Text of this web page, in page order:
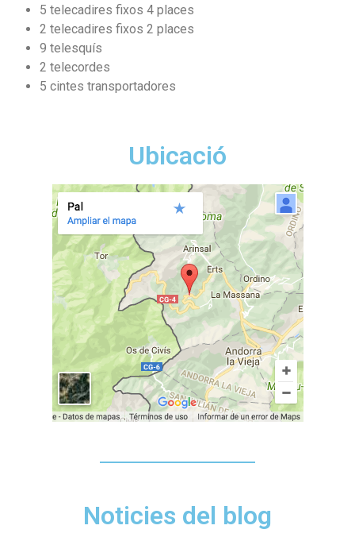
5 telecadires fixos 4 places
2 telecadires fixos 2 places
9 telesquís
2 telecordes
5 cintes transportadores
Ubicació
Noticies del blog